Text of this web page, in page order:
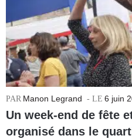
Manon Legrand 6 juin
Un week-end de fête
organisé dans le